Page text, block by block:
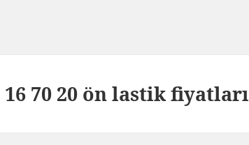
16 70 20 ön lastik fiyatları